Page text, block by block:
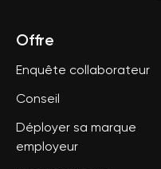
Offre
Enquête collaborateur
Conseil
Déployer sa marque
employeur